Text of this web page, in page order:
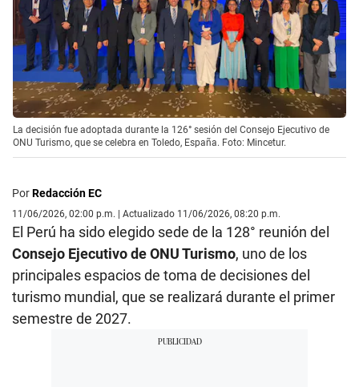
La decisión fue adoptada durante la 126° sesión del Consejo Ejecutivo de
ONU Turismo, que se celebra en Toledo, España. Foto: Mincetur.
PorRedacción EC
11/06/2026, 02:00 p.m. | Actualizado 11/06/2026, 08:20 p.m.
El Perú ha sido elegido sede de la 128° reunión del
Consejo Ejecutivo de ONU Turismo, uno de los
principales espacios de toma de decisiones del
turismo mundial, que se realizará durante el primer
semestre de 2027.